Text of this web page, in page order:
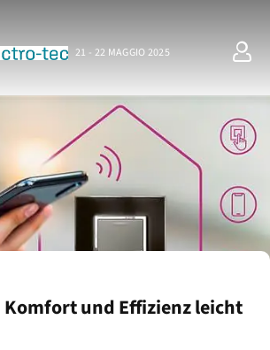
21 - 22 MAGGIO 2025
Komfort und Effizienz leicht